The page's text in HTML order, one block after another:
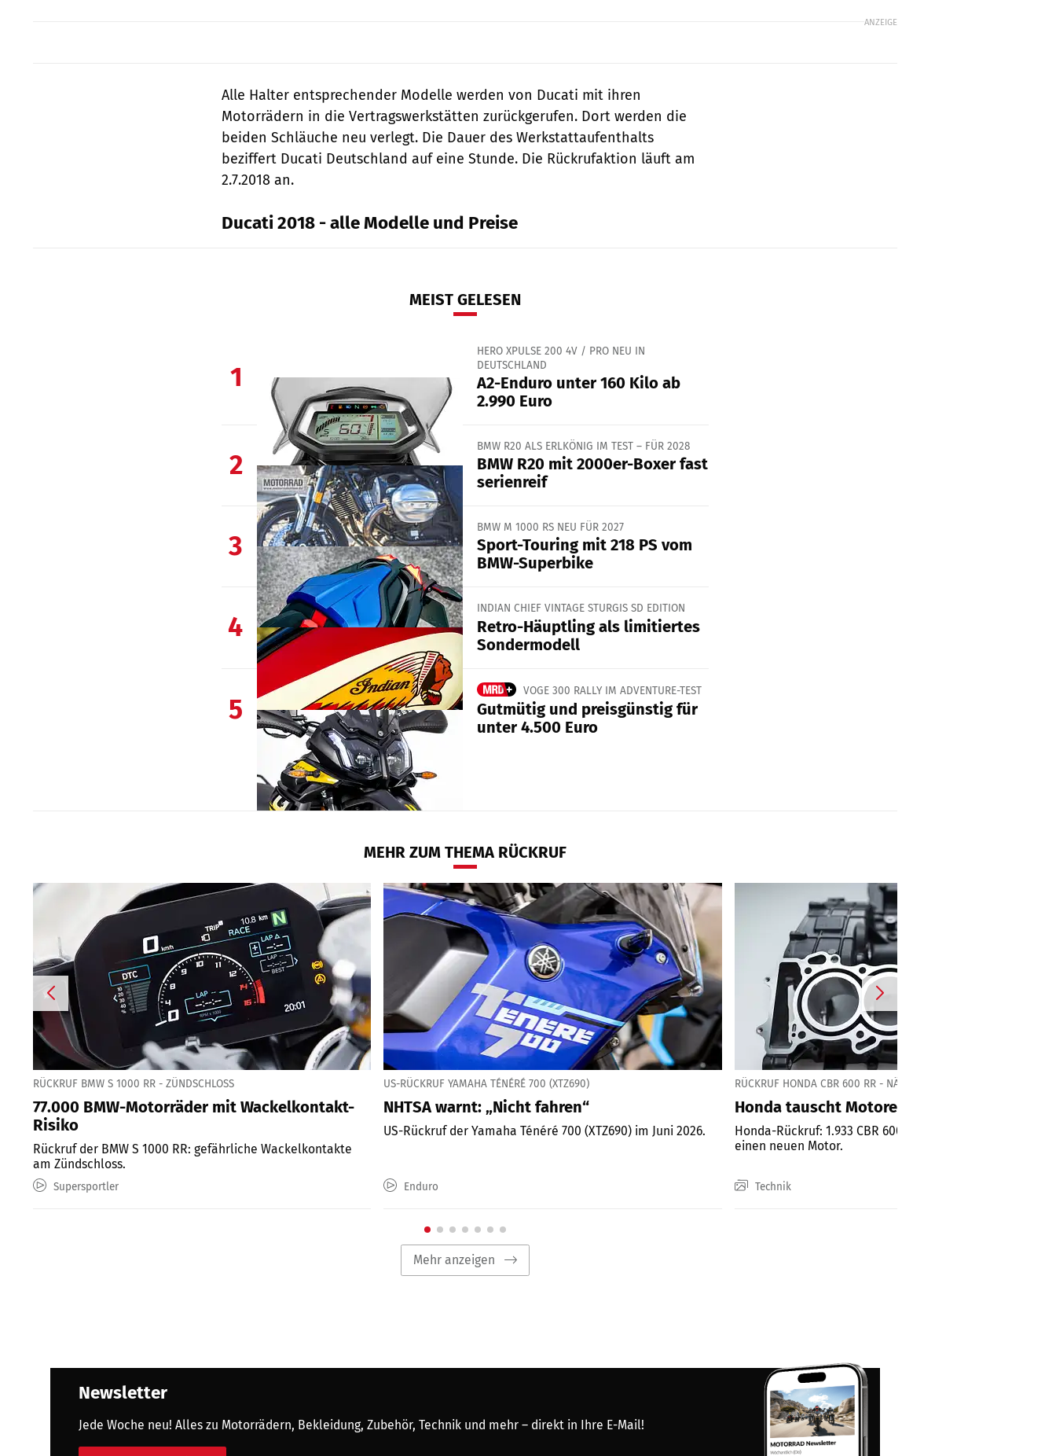
ANZEIGE
Alle Halter entsprechender Modelle werden von Ducati mit ihren
Motorrädern in die Vertragswerkstätten zurückgerufen. Dort werden die
beiden Schläuche neu verlegt. Die Dauer des Werkstattaufenthalts
beziffert Ducati Deutschland auf eine Stunde. Die Rückrufaktion läuft am
2.7.2018 an.
Ducati 2018 - alle Modelle und Preise
MEIST GELESEN
1
HERO XPULSE 200 4V / PRO NEU IN
DEUTSCHLAND
A2-Enduro unter 160 Kilo ab
2.990 Euro
2
BMW R20 ALS ERLKÖNIG IM TEST – FÜR 2028
BMW R20 mit 2000er-Boxer fast
serienreif
3
BMW M 1000 RS NEU FÜR 2027
Sport-Touring mit 218 PS vom
BMW-Superbike
4
INDIAN CHIEF VINTAGE STURGIS SD EDITION
Retro-Häuptling als limitiertes
Sondermodell
5
VOGE 300 RALLY IM ADVENTURE-TEST
Gutmütig und preisgünstig für
unter 4.500 Euro
MEHR ZUM THEMA RÜCKRUF
RÜCKRUF BMW S 1000 RR - ZÜNDSCHLOSS
77.000 BMW-Motorräder mit Wackelkontakt-
Risiko
Rückruf der BMW S 1000 RR: gefährliche Wackelkontakte
am Zündschloss.
Supersportler
US-RÜCKRUF YAMAHA TÉNÉRÉ 700 (XTZ690)
NHTSA warnt: „Nicht fahren“
US-Rückruf der Yamaha Ténéré 700 (XTZ690) im Juni 2026.
Enduro
RÜCKRUF HONDA CBR 600 RR - NÄCHSTE PHASE
Honda tauscht Motoren der „kleinen Blade“
Honda-Rückruf: 1.933 CBR 600 RR - manche bekommen
einen neuen Motor.
Technik
Mehr anzeigen
Newsletter
Jede Woche neu! Alles zu Motorrädern, Bekleidung, Zubehör, Technik und mehr – direkt in Ihre E-Mail!